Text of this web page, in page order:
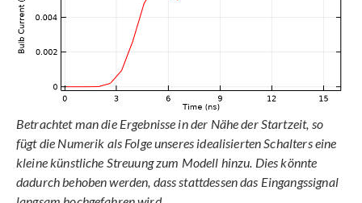
Betrachtet man die Ergebnisse in der Nähe der Startzeit, so
fügt die Numerik als Folge unseres idealisierten Schalters eine
kleine künstliche Streuung zum Modell hinzu. Dies könnte
dadurch behoben werden, dass stattdessen das Eingangssignal